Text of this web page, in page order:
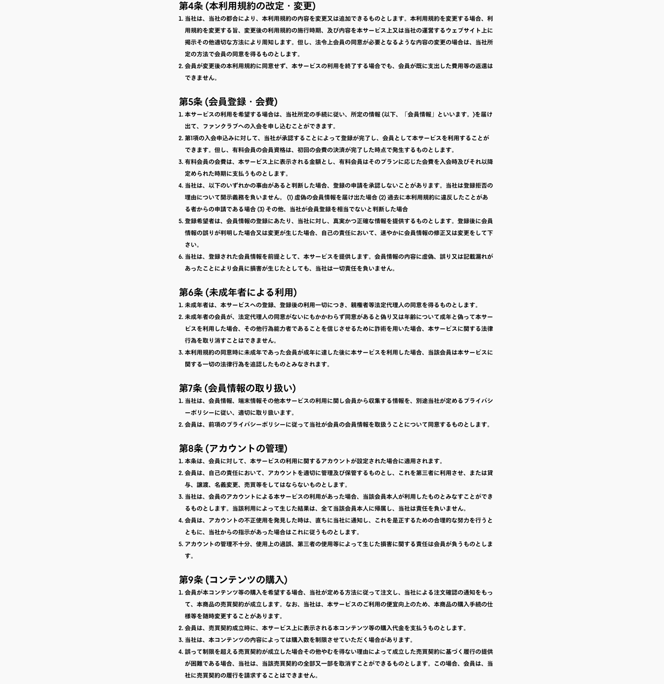
第4条 (本利用規約の改定・変更)
当社は、当社の都合により、本利用規約の内容を変更又は追加できるものとします。本利用規約を変更する場合、利
用規約を変更する旨、変更後の利用規約の施行時期、及び内容を本サービス上又は当社の運営するウェブサイト上に
掲示その他適切な方法により周知します。但し、法令上会員の同意が必要となるような内容の変更の場合は、当社所
定の方法で会員の同意を得るものとします。
会員が変更後の本利用規約に同意せず、本サービスの利用を終了する場合でも、会員が既に支出した費用等の返還は
できません。
第5条 (会員登録・会費)
本サービスの利用を希望する場合は、当社所定の手続に従い、所定の情報 (以下、「会員情報」といいます。)を届け
出て、ファンクラブへの入会を申し込むことができます。
第1項の入会申込みに対して、当社が承認することによって登録が完了し、会員として本サービスを利用することが
できます。但し、有料会員の会員資格は、初回の会費の決済が完了した時点で発生するものとします。
有料会員の会費は、本サービス上に表示される金額とし、有料会員はそのプランに応じた会費を入会時及びそれ以降
定められた時期に支払うものとします。
当社は、以下のいずれかの事由があると判断した場合、登録の申請を承認しないことがあります。当社は登録拒否の
理由について開示義務を負いません。 (1) 虚偽の会員情報を届け出た場合 (2) 過去に本利用規約に違反したことがあ
る者からの申請である場合 (3) その他、当社が会員登録を相当でないと判断した場合
登録希望者は、会員情報の登録にあたり、当社に対し、真実かつ正確な情報を提供するものとします。登録後に会員
情報の誤りが判明した場合又は変更が生じた場合、自己の責任において、速やかに会員情報の修正又は変更をして下
さい。
当社は、登録された会員情報を前提として、本サービスを提供します。会員情報の内容に虚偽、誤り又は記載漏れが
あったことにより会員に損害が生じたとしても、当社は一切責任を負いません。
第6条 (未成年者による利用)
未成年者は、本サービスへの登録、登録後の利用一切につき、親権者等法定代理人の同意を得るものとします。
未成年者の会員が、法定代理人の同意がないにもかかわらず同意があると偽り又は年齢について成年と偽って本サー
ビスを利用した場合、その他行為能力者であることを信じさせるために詐術を用いた場合、本サービスに関する法律
行為を取り消すことはできません。
本利用規約の同意時に未成年であった会員が成年に達した後に本サービスを利用した場合、当該会員は本サービスに
関する一切の法律行為を追認したものとみなされます。
第7条 (会員情報の取り扱い)
当社は、会員情報、端末情報その他本サービスの利用に関し会員から収集する情報を、別途当社が定めるプライバシ
ーポリシーに従い、適切に取り扱います。
会員は、前項のプライバシーポリシーに従って当社が会員の会員情報を取扱うことについて同意するものとします。
第8条 (アカウントの管理)
本条は、会員に対して、本サービスの利用に関するアカウントが設定された場合に適用されます。
会員は、自己の責任において、アカウントを適切に管理及び保管するものとし、これを第三者に利用させ、または貸
与、譲渡、名義変更、売買等をしてはならないものとします。
当社は、会員のアカウントによる本サービスの利用があった場合、当該会員本人が利用したものとみなすことができ
るものとします。当該利用によって生じた結果は、全て当該会員本人に帰属し、当社は責任を負いません。
会員は、アカウントの不正使用を発見した時は、直ちに当社に通知し、これを是正するための合理的な努力を行うと
ともに、当社からの指示があった場合はこれに従うものとします。
アカウントの管理不十分、使用上の過誤、第三者の使用等によって生じた損害に関する責任は会員が負うものとしま
す。
第9条 (コンテンツの購入)
会員が本コンテンツ等の購入を希望する場合、当社が定める方法に従って注文し、当社による注文確認の通知をもっ
て、本商品の売買契約が成立します。なお、当社は、本サービスのご利用の便宜向上のため、本商品の購入手続の仕
様等を随時変更することがあります。
会員は、売買契約成立時に、本サービス上に表示される本コンテンツ等の購入代金を支払うものとします。
当社は、本コンテンツの内容によっては購入数を制限させていただく場合があります。
誤って制限を超える売買契約が成立した場合その他やむを得ない理由によって成立した売買契約に基づく履行の提供
が困難である場合、当社は、当該売買契約の全部又一部を取消すことができるものとします。この場合、会員は、当
社に売買契約の履行を請求することはできません。